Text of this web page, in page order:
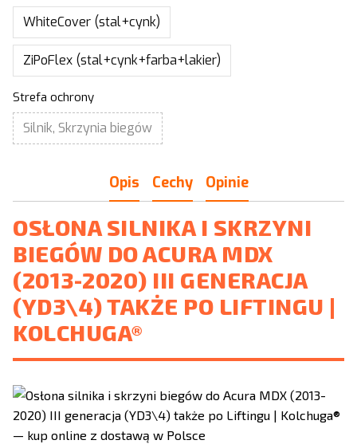
WhiteCover (stal+cynk)
ZiPoFlex (stal+cynk+farba+lakier)
Strefa ochrony
Silnik, Skrzynia biegów
Opis Cechy Opinie
OSŁONA SILNIKA I SKRZYNI
BIEGÓW DO ACURA MDX
(2013-2020) III GENERACJA
(YD3\4) TAKŻE PO LIFTINGU |
KOLCHUGA®